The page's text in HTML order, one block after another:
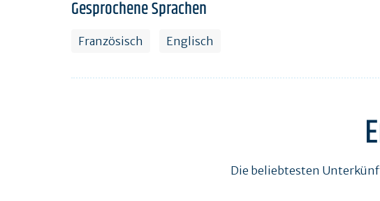
Gesprochene Sprachen
Französisch Englisch
Die beliebtesten